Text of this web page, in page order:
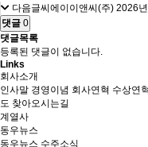
다음글씨에이이앤씨(주) 2026
댓글 0
댓글목록
등록된 댓글이 없습니다.
Links
회사소개
인사말 경영이념 회사연혁 수상연혁
도 찾아오시는길
계열사
동우뉴스
동우뉴스 수주소식